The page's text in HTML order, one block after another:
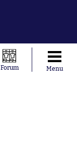
Forum Menu